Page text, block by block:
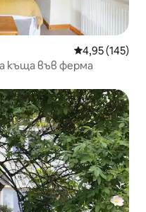
Средна
4,95 (145)
къща във ферма